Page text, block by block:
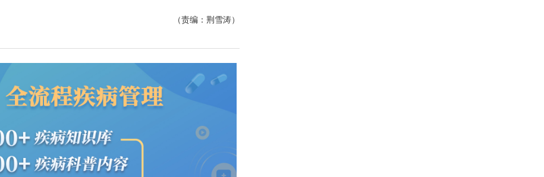
（责编：荆雪涛）